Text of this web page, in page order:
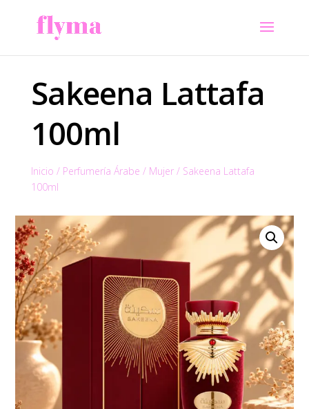
Sakeena Lattafa
100ml
Inicio / Perfumería Árabe / Mujer/ Sakeena Lattafa
100ml